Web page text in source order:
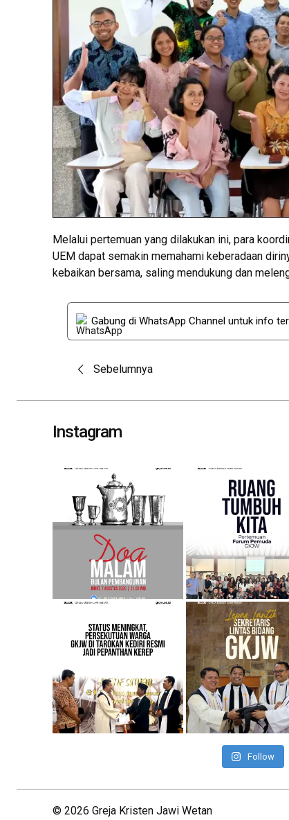
Melalui pertemuan yang dilakukan ini, para
UEM dapat semakin memahami keberadaan
kebaikan bersama, saling mendukung dan
Gabung di WhatsApp Channel untuk info
Post
navigation
Sebelumnya
Instagram
Follow
© 2026 Greja Kristen Jawi Wetan